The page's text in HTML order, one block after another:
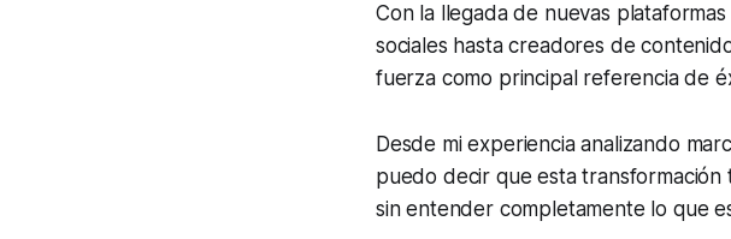
Con la llegada de nuevas
sociales hasta creadores de
fuerza como principal referencia de
Desde mi experiencia analizando
puedo decir que esta transformación
sin entender completamente lo que